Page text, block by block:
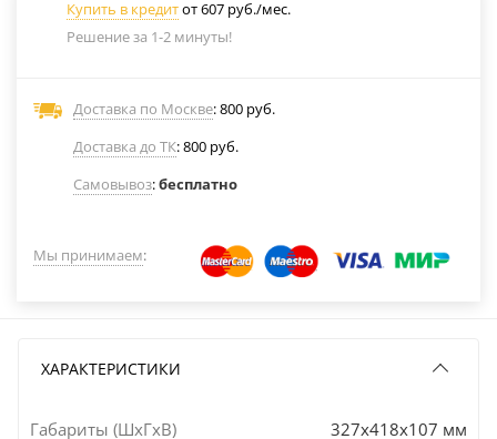
Купить в кредитот 607 руб./мес.
Решение за 1-2 минуты!
Доставка по Москве: 800 руб.
Доставка до ТК: 800 руб.
Самовывоз:бесплатно
Мы принимаем:
ХАРАКТЕРИСТИКИ
Габариты (ШxГxВ) 327x418x107 мм